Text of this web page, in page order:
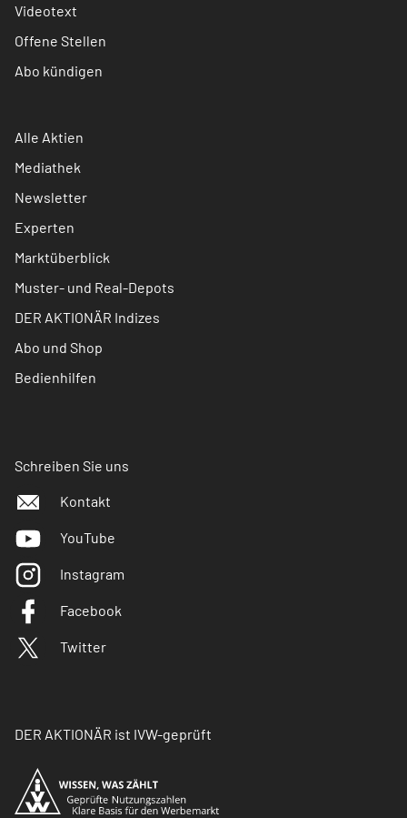
Videotext
Offene Stellen
Abo kündigen
Alle Aktien
Mediathek
Newsletter
Experten
Marktüberblick
Muster- und Real-Depots
DER AKTIONÄR Indizes
Abo und Shop
Bedienhilfen
Schreiben Sie uns
Kontakt
YouTube
Instagram
Facebook
Twitter
DER AKTIONÄR ist IVW-geprüft